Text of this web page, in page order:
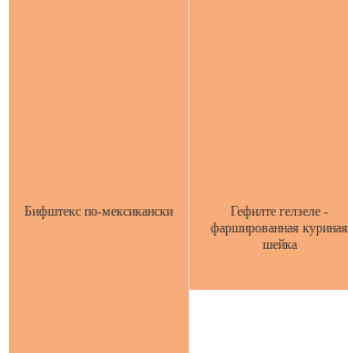
Бифштекс по-мексикански
Гефилте гелзеле -
фаршированная куриная
шейка